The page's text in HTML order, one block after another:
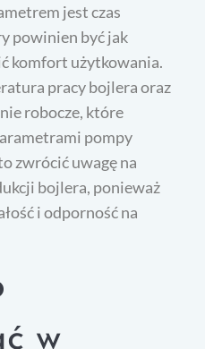
jest czas
powinien być jak
komfort użytkowania.
pracy bojlera oraz
robocze, które
pompy
zwrócić uwagę na
bojlera, ponieważ
i odporność na
w